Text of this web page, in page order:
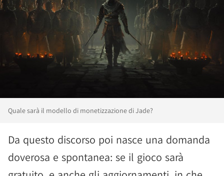
Quale sarà il modello di monetizzazione di Jade?
Da questo discorso poi nasce una domanda
doverosa e spontanea: se il gioco sarà